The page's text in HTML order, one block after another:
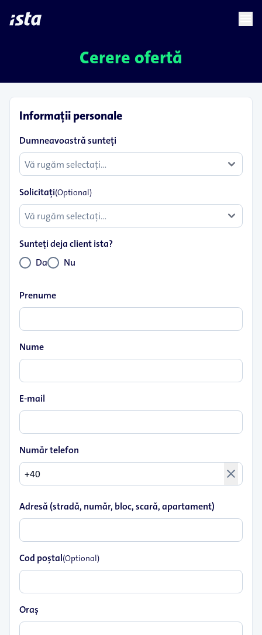
languagechevron_right
Cerere ofertă
Informaţii personale
Dumneavoastră sunteţi
Solicitaţi(Optional)
Sunteţi deja client ista?
Da
Nu
Prenume
Nume
E-mail
Număr telefon
close
Adresă (stradă, număr, bloc, scară, apartament)
Cod poştal(Optional)
Oraş